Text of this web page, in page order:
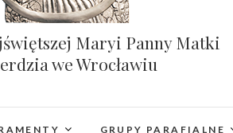
Maryi Panny Matki
we Wrocławiu
GRUPY PARAFIALNE